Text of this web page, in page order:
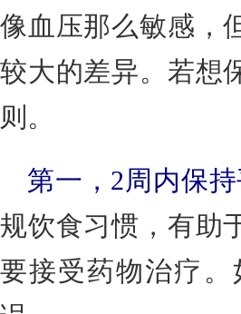
像血压那么敏感，
较大的差异。若想
则。
第一，2周内保
规饮食习惯，有助
要接受药物治疗